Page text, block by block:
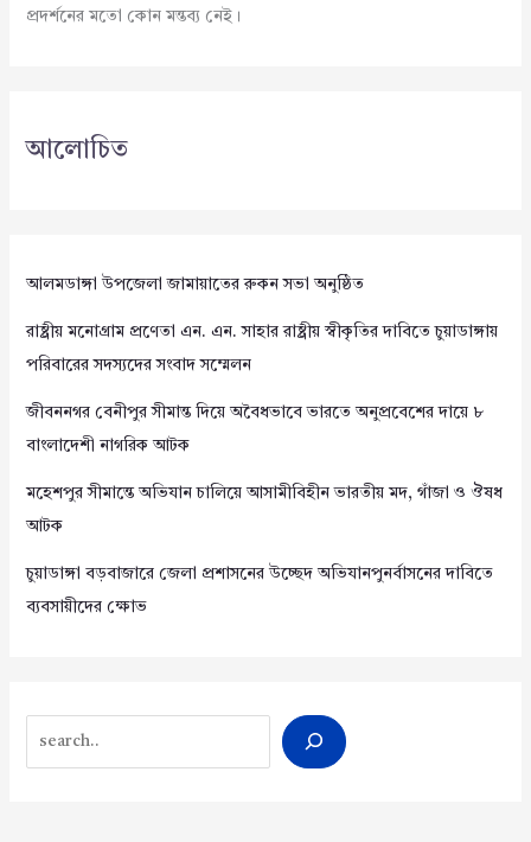
প্রদর্শনের মতো কোন মন্তব্য নেই।
আলোচিত
আলমডাঙ্গা উপজেলা জামায়াতের রুকন সভা অনুষ্ঠিত
রাষ্ট্রীয় মনোগ্রাম প্রণেতা এন. এন. সাহার রাষ্ট্রীয় স্বীকৃতির দাবিতে চুয়াডাঙ্গায়
পরিবারের সদস্যদের সংবাদ সম্মেলন
জীবননগর বেনীপুর সীমান্ত দিয়ে অবৈধভাবে ভারতে অনুপ্রবেশের দায়ে ৮
বাংলাদেশী নাগরিক আটক
মহেশপুর সীমান্তে অভিযান চালিয়ে আসামীবিহীন ভারতীয় মদ, গাঁজা ও ঔষধ
আটক
চুয়াডাঙ্গা বড়বাজারে জেলা প্রশাসনের উচ্ছেদ অভিযানপুনর্বাসনের দাবিতে
ব্যবসায়ীদের ক্ষোভ